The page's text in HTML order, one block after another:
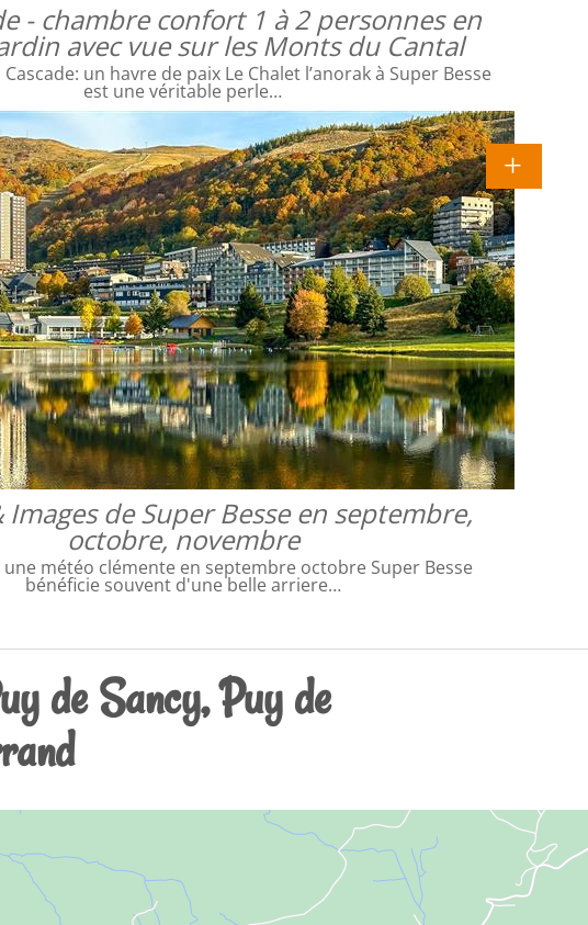
- chambre confort 1 à 2 personnes en
avec vue sur les Monts du Cantal
un havre de paix Le Chalet l’anorak à Super Besse
est une véritable perle…
Images de Super Besse en septembre,
octobre, novembre
une météo clémente en septembre octobre Super Besse
bénéficie souvent d'une belle arriere…
de Sancy, Puy de